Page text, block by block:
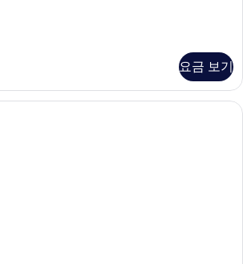
요금 보기
웨스턴 스위트 | 고급 침구, 오리/거위